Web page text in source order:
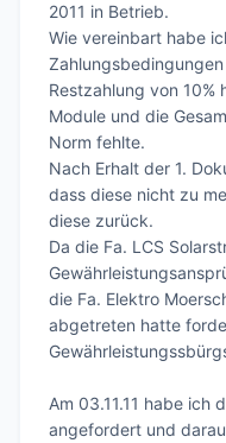
2011 in Betrieb.
Wie vereinbart habe
Restzahlung von 10%
Module und die
Norm fehlte.
Nach Erhalt der 1.
dass diese nicht zu
diese zurück.
Da die Fa. LCS
die Fa. Elektro
abgetreten hatte
Am 03.11.11 habe ich
angefordert und